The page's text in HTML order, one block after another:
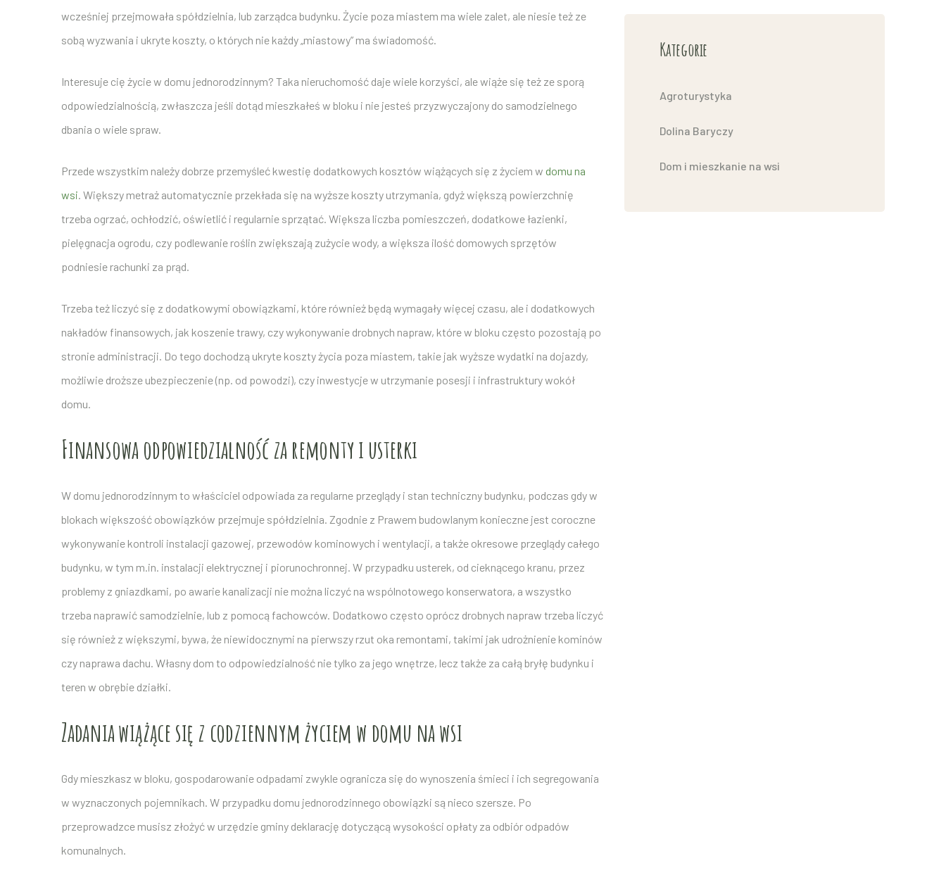
wcześniej przejmowała spółdzielnia, lub zarządca budynku. Życie poza miastem ma wiele zalet, ale niesie też ze
sobą wyzwania i ukryte koszty, o których nie każdy „miastowy” ma świadomość.
Interesuje cię życie w domu jednorodzinnym? Taka nieruchomość daje wiele korzyści, ale wiąże się też ze sporą
odpowiedzialnością, zwłaszcza jeśli dotąd mieszkałeś w bloku i nie jesteś przyzwyczajony do samodzielnego
dbania o wiele spraw.
Przede wszystkim należy dobrze przemyśleć kwestię dodatkowych kosztów wiążących się z życiem w domu na
wsi. Większy metraż automatycznie przekłada się na wyższe koszty utrzymania, gdyż większą powierzchnię
trzeba ogrzać, ochłodzić, oświetlić i regularnie sprzątać. Większa liczba pomieszczeń, dodatkowe łazienki,
pielęgnacja ogrodu, czy podlewanie roślin zwiększają zużycie wody, a większa ilość domowych sprzętów
podniesie rachunki za prąd.
Trzeba też liczyć się z dodatkowymi obowiązkami, które również będą wymagały więcej czasu, ale i dodatkowych
nakładów finansowych, jak koszenie trawy, czy wykonywanie drobnych napraw, które w bloku często pozostają po
stronie administracji. Do tego dochodzą ukryte koszty życia poza miastem, takie jak wyższe wydatki na dojazdy,
możliwie droższe ubezpieczenie (np. od powodzi), czy inwestycje w utrzymanie posesji i infrastruktury wokół
domu.
Finansowa odpowiedzialność za remonty i usterki
W domu jednorodzinnym to właściciel odpowiada za regularne przeglądy i stan techniczny budynku, podczas gdy w
blokach większość obowiązków przejmuje spółdzielnia. Zgodnie z Prawem budowlanym konieczne jest coroczne
wykonywanie kontroli instalacji gazowej, przewodów kominowych i wentylacji, a także okresowe przeglądy całego
budynku, w tym m.in. instalacji elektrycznej i piorunochronnej. W przypadku usterek, od cieknącego kranu, przez
problemy z gniazdkami, po awarie kanalizacji nie można liczyć na wspólnotowego konserwatora, a wszystko
trzeba naprawić samodzielnie, lub z pomocą fachowców. Dodatkowo często oprócz drobnych napraw trzeba liczyć
się również z większymi, bywa, że niewidocznymi na pierwszy rzut oka remontami, takimi jak udrożnienie kominów
czy naprawa dachu. Własny dom to odpowiedzialność nie tylko za jego wnętrze, lecz także za całą bryłę budynku i
teren w obrębie działki.
Zadania wiążące się z codziennym życiem w domu na wsi
Gdy mieszkasz w bloku, gospodarowanie odpadami zwykle ogranicza się do wynoszenia śmieci i ich segregowania
w wyznaczonych pojemnikach. W przypadku domu jednorodzinnego obowiązki są nieco szersze. Po
przeprowadzce musisz złożyć w urzędzie gminy deklarację dotyczącą wysokości opłaty za odbiór odpadów
komunalnych.
Kategorie
Agroturystyka
Dolina Baryczy
Dom i mieszkanie na wsi